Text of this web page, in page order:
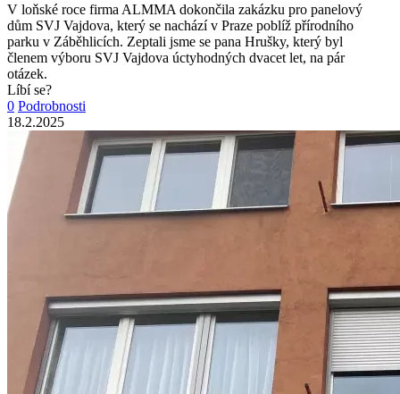
V loňské roce firma ALMMA dokončila zakázku pro panelový
dům SVJ Vajdova, který se nachází v Praze poblíž přírodního
parku v Záběhlicích. Zeptali jsme se pana Hrušky, který byl
členem výboru SVJ Vajdova úctyhodných dvacet let, na pár
otázek.
Líbí se?
0 Podrobnosti
18.2.2025